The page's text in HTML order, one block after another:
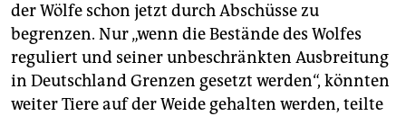
abo
genossenschaft
epaper login
der Wölfe schon jetzt durch Abschüsse zu
begrenzen. Nur „wenn die Bestände des Wolfes
reguliert und seiner unbeschränkten Ausbreitung
in Deutschland Grenzen gesetzt werden“, könnten
weiter Tiere auf der Weide gehalten werden, teilte